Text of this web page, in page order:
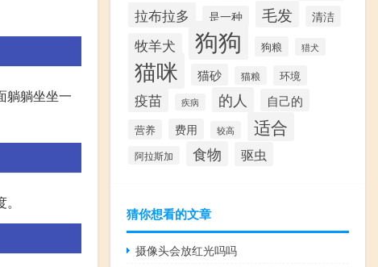
躺躺坐坐一
拉布拉多 是一种 毛发 清洁
牧羊犬 狗狗 狗粮 猎犬
猫咪 猫砂 猫粮 环境
疫苗 疾病 的人 自己的
营养 费用 较高 适合
阿拉斯加 食物 驱虫
猜你想看的文章
摄像头会放红光吗吗